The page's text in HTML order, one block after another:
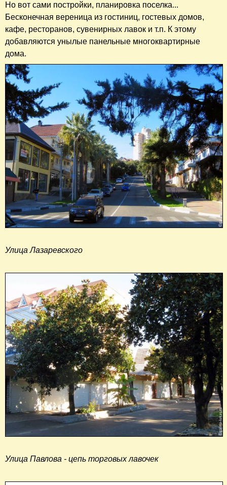
Но вот сами постройки, планировка поселка...
Бесконечная вереница из гостиниц, гостевых домов,
кафе, ресторанов, сувенирных лавок и т.п. К этому
добавляются унылые панельные многоквартирные
дома.
Улица Лазаревского
Улица Павлова - цепь торговых лавочек